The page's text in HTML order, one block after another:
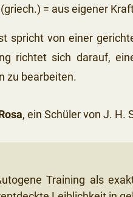
(griech.) = aus eigener
spricht von einer
richtet sich darauf,
zu bearbeiten.
, ein Schüler von J. H.
Training als